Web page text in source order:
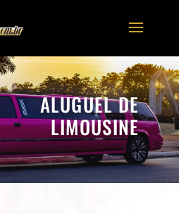
ALUGUEL DE
LIMOUSINE